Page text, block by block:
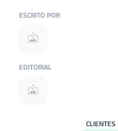
ESCRITO POR
EDITORIAL
CLIENTES